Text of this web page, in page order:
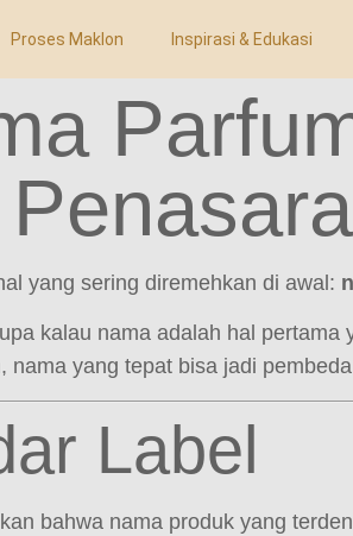
Proses Maklon Inspirasi & Edukasi
yang sering diremehkan di awal:
kalau nama adalah hal pertama
yang tepat bisa jadi
Label
bahwa nama produk yang